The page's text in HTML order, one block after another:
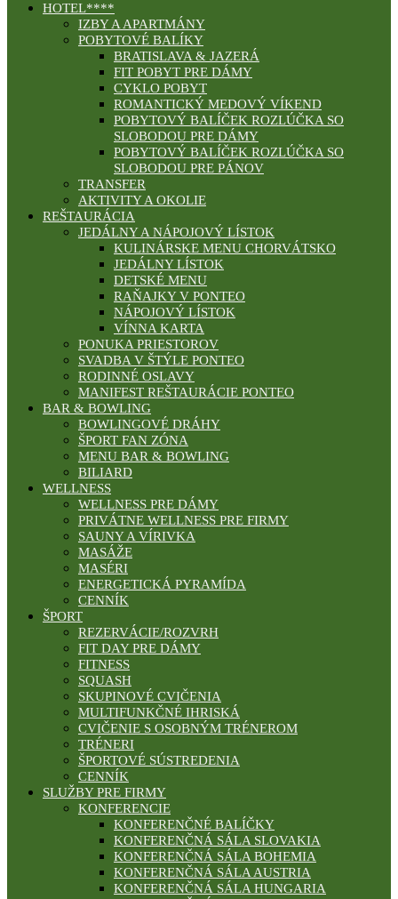
HOTEL****
IZBY A APARTMÁNY
POBYTOVÉ BALÍKY
BRATISLAVA & JAZERÁ
FIT POBYT PRE DÁMY
CYKLO POBYT
ROMANTICKÝ MEDOVÝ VÍKEND
POBYTOVÝ BALÍČEK ROZLÚČKA SO
SLOBODOU PRE DÁMY
POBYTOVÝ BALÍČEK ROZLÚČKA SO
SLOBODOU PRE PÁNOV
TRANSFER
AKTIVITY A OKOLIE
REŠTAURÁCIA
JEDÁLNY A NÁPOJOVÝ LÍSTOK
KULINÁRSKE MENU CHORVÁTSKO
JEDÁLNY LÍSTOK
DETSKÉ MENU
RAŇAJKY V PONTEO
NÁPOJOVÝ LÍSTOK
VÍNNA KARTA
PONUKA PRIESTOROV
SVADBA V ŠTÝLE PONTEO
RODINNÉ OSLAVY
MANIFEST REŠTAURÁCIE PONTEO
BAR & BOWLING
BOWLINGOVÉ DRÁHY
ŠPORT FAN ZÓNA
MENU BAR & BOWLING
BILIARD
WELLNESS
WELLNESS PRE DÁMY
PRIVÁTNE WELLNESS PRE FIRMY
SAUNY A VÍRIVKA
MASÁŽE
MASÉRI
ENERGETICKÁ PYRAMÍDA
CENNÍK
ŠPORT
REZERVÁCIE/ROZVRH
FIT DAY PRE DÁMY
FITNESS
SQUASH
SKUPINOVÉ CVIČENIA
MULTIFUNKČNÉ IHRISKÁ
CVIČENIE S OSOBNÝM TRÉNEROM
TRÉNERI
ŠPORTOVÉ SÚSTREDENIA
CENNÍK
SLUŽBY PRE FIRMY
KONFERENCIE
KONFERENČNÉ BALÍČKY
KONFERENČNÁ SÁLA SLOVAKIA
KONFERENČNÁ SÁLA BOHEMIA
KONFERENČNÁ SÁLA AUSTRIA
KONFERENČNÁ SÁLA HUNGARIA